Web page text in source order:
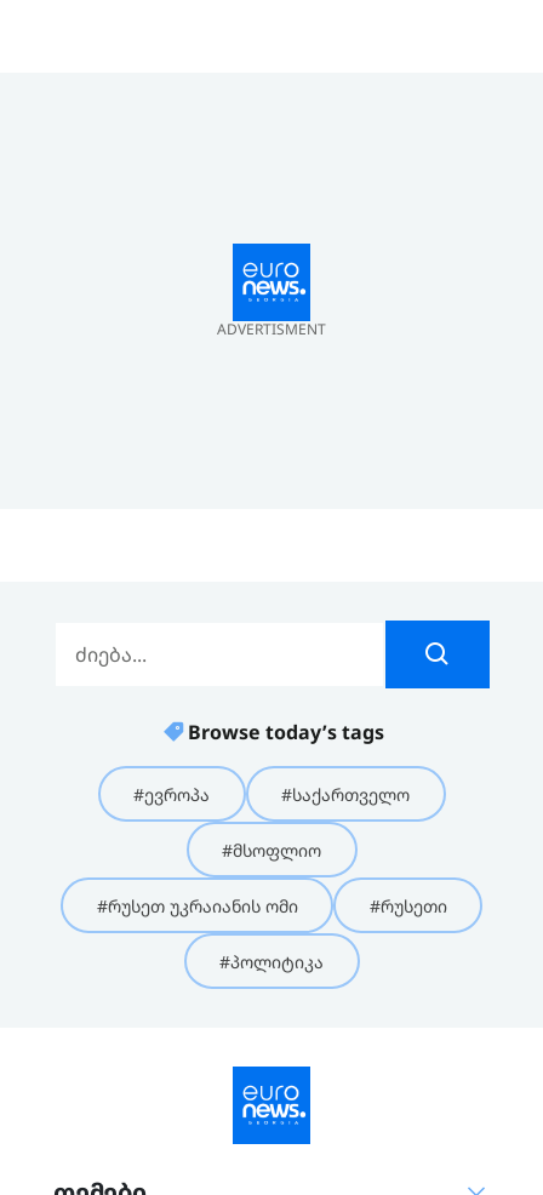
ADVERTISMENT
Browse today’s tags
#ევროპა #საქართველო
#მსოფლიო
#რუსეთ უკრაიანის ომი #რუსეთი
#პოლიტიკა